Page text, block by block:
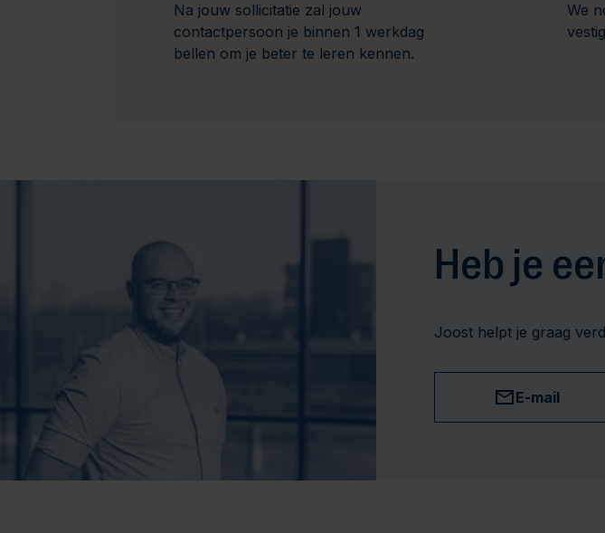
Na jouw sollicitatie zal jouw
contactpersoon je binnen 1 werkdag
bellen om je beter te leren kennen.
We
Heb je
Joost helpt je graag
E-mail